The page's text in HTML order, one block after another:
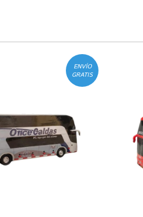
ENVÍO
GRATIS